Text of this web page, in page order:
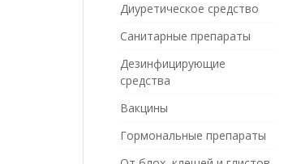
Диуретическое средство
Санитарные препараты
Дезинфицирующие
средства
Вакцины
Гормональные препараты